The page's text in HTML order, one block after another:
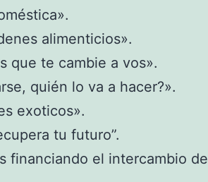
alimenticios».
que te cambie a vos».
quién lo va a hacer?».
exoticos».
tu futuro”.
financiando el intercambio de